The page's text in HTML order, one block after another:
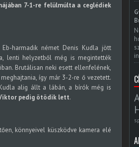
7-1-re felülmúlta a ceglédiek
harmadik német Denis Kudla jött
lenti helyzetből még is megintették
Brutálisan neki esett ellenfelének,
így már 3-2-re ő vezetett.
alig állt a lábán, a bírók még is
pedig ötödik lett.
könnyeivel küszködve kamera elé